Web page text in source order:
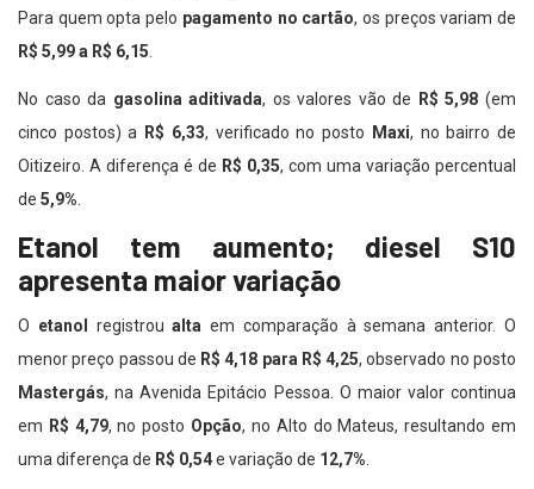
Para quem opta pelo pagamento no cartão, os preços variam de
R$ 5,99 a R$ 6,15
No caso da gasolina aditivada, os valores vão de R$ 5,98 (em
cinco postos) a
R$ 6,33, verificado no posto Maxi, no bairro de
Oitizeiro. A diferença é de R$ 0,35, com uma variação percentual
de 5,9%
Etanol tem aumento; diesel S10
apresenta maior variação
O etanol registroualta em comparação à semana anterior. O
menor preço passou de R$ 4,18 para R$ 4,25, observado no posto
Mastergás, na Avenida Epitácio Pessoa. O maior valor continua
em R$ 4,79, no posto Opção, no Alto do Mateus, resultando em
uma diferença de R$ 0,54e variação de 12,7%